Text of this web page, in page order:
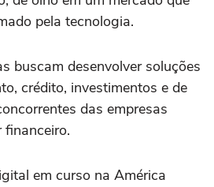
pela tecnologia.
buscam desenvolver soluções
crédito, investimentos e de
das empresas
em curso na América